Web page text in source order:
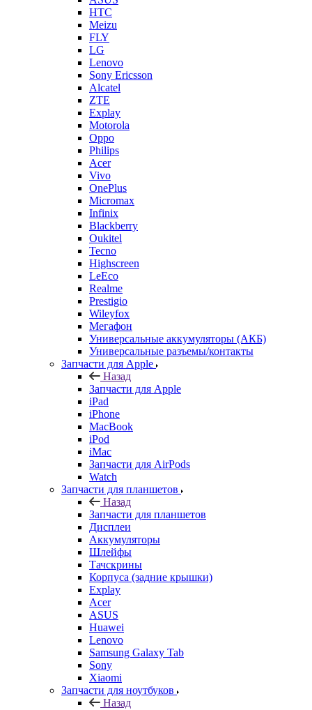
LG
Lenovo
Sony Ericsson
Alcatel
ZTE
Explay
Motorola
Oppo
Philips
Acer
Vivo
OnePlus
Micromax
Infinix
Blackberry
Oukitel
Tecno
Highscreen
LeEco
Realme
Prestigio
Wileyfox
Мегафон
Универсальные аккумуляторы (АКБ)
Универсальные разъемы/контакты
Запчасти для Apple
Назад
Запчасти для Apple
iPad
iPhone
MacBook
iPod
iMac
Запчасти для AirPods
Watch
Запчасти для планшетов
Назад
Запчасти для планшетов
Дисплеи
Аккумуляторы
Шлейфы
Тачскрины
Корпуса (задние крышки)
Explay
Acer
ASUS
Huawei
Lenovo
Samsung Galaxy Tab
Sony
Xiaomi
Запчасти для ноутбуков
Назад
Запчасти для ноутбуков
Зарядные устройства
Матрицы/экраны/дисплеи